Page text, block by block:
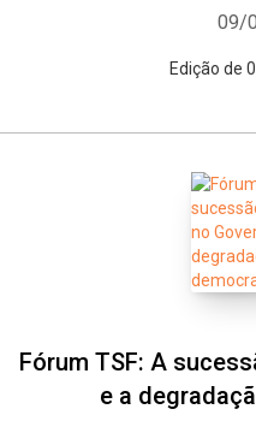
09/
Edição de
Fórum TSF: A
e a